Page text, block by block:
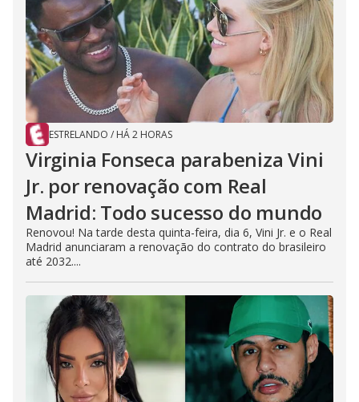
ESTRELANDO / HÁ 2 HORAS
Virginia Fonseca parabeniza Vini
Jr. por renovação com Real
Madrid: Todo sucesso do mundo
Renovou! Na tarde desta quinta-feira, dia 6, Vini Jr. e o Real
Madrid anunciaram a renovação do contrato do brasileiro
até 2032....